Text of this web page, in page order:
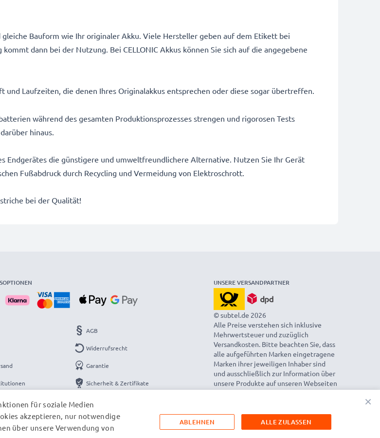
gleiche Bauform wie Ihr originaler Akku. Viele Hersteller geben auf dem Etikett bei
dann bei der Nutzung. Bei CELLONIC Akkus können Sie sich auf die angegebene
und Laufzeiten, die denen Ihres Originalakkus entsprechen oder diese sogar übertreffen.
während des gesamten Produktionsprozesses strengen und rigorosen Tests
hinaus.
Endgerätes die günstigere und umweltfreundlichere Alternative. Nutzen Sie Ihr Gerät
Fußabdruck durch Recycling und Vermeidung von Elektroschrott.
bei der Qualität!
AGB
Widerrufsrecht
Garantie
Sicherheit & Zertifikate
Impressum
UNSERE VERSANDPARTNER
© subtel.de 2026
Alle Preise verstehen sich inklusive
Mehrwertsteuer und zuzüglich
Versandkosten. Bitte beachten Sie, dass
alle aufgeführten Marken eingetragene
Marken ihrer jeweiligen Inhaber sind
und ausschließlich zur Information über
unsere Produkte auf unseren Webseiten
genannt werden.
×
für soziale Medien
akzeptieren, nur notwendige
über unsere Verwendung von
ALLE ZULASSEN
ABLEHNEN